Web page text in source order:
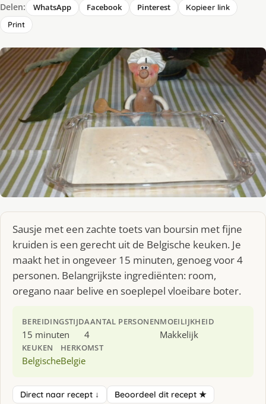
Delen: WhatsApp Facebook Pinterest
Kopieer link
Print
Sausje met een zachte toets van boursin met fijne
kruiden is een gerecht uit de Belgische keuken. Je
maakt het in ongeveer 15 minuten, genoeg voor 4
personen. Belangrijkste ingrediënten: room,
oregano naar belive en soeplepel vloeibare boter.
BEREIDINGSTIJD
15 minuten
AANTAL PERSONEN
4
MOEILIJKHEID
Makkelijk
KEUKEN
Belgische
HERKOMST
Belgie
Direct naar recept ↓ Beoordeel dit recept ★